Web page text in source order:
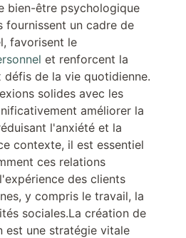
bien-être psychologique
fournissent un cadre de
favorisent le
et renforcent la
défis de la vie quotidienne.
solides avec les
améliorer la
l'anxiété et la
contexte, il est essentiel
ces relations
des clients
y compris le travail, la
sociales.La création de
est une stratégie vitale